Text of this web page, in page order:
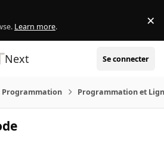
Learn more. ×
Next Se connecter
Programmation Programmation et